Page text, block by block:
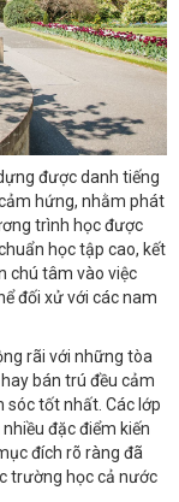
được danh tiếng
hứng, nhằm phát
trình học được
học tập cao, kết
chú tâm vào việc
đối xử với các nam
rãi với những tòa
bán trú đều cảm
tốt nhất. Các lớp
đặc điểm kiến
đích rõ ràng đã
trường học cả nước